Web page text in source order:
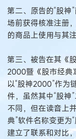
第二、原告的“股神
场前获得核准注册
的商品上使用与其
第三、被告在其《
2000暨《股市经典
以“股神2000”作为
件，虽然其中“股神
不同，但在读音上
典”软件名称变更为
建立了联系和对比